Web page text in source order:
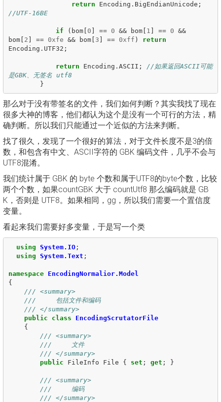
return Encoding . BigEndianUnicode ;
//UTF-16BE
if ( bom[ 0 ] == 0 && bom[ 1 ] == 0 &&
bom[ 2 ] == 0xfe && bom[ 3 ] == 0xff )
return
Encoding . UTF32 ;
return Encoding . ASCII ;
//如果返回ASCII可能
是GBK、无签名 utf8
}
那么对于没有带签名的文件，我们如何判断？其实我找了现在
很多大神的博客，他们都认为这个是没有一个可行的方法，精
确判断。所以我们只能通过一个近似的方法来判断。
找了很久，发现了一个很好的算法，对于文件长度不是3的倍
数，和包含有中文、ASCII字符的 GBK 编码文件，几乎不会与
UTF8混淆。
我们统计属于 GBK 的 byte 个数和属于UTF8的byte个数，比较
两个个数，如果countGBK 大于 countUtf8 那么编码就是 GB
K，否则是 UTF8。如果相同，gg，所以我们需要一个置信度
变量。
看起来我们需要好多变量，于是写一个类
using System.IO;
using System.Text ;
namespace
EncodingNormalior.Model
{
/// <summary>
///     包括文件和编码
/// </summary>
public
class
EncodingScrutatorFile
{
/// <summary>
///     文件
/// </summary>
public
FileInfo File { set ; get ; }
/// <summary>
///     编码
/// </summary>